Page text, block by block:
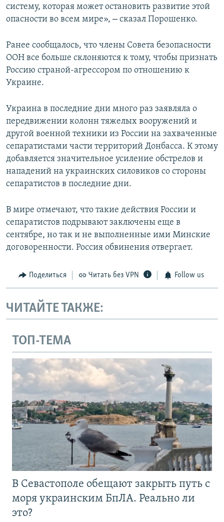
систему, которая может остановить развитие этой
опасности во всем мире», – сказал Порошенко.
Ранее сообщалось, что члены Совета безопасности
ООН все больше склоняются к тому, чтобы признать
Россию страной-агрессором по отношению к
Украине.
Украина в последние дни много раз заявляла о
передвижении колонн тяжелых вооружений и
другой военной техники из России на захваченные
сепаратистами части территорий Донбасса. К этому
добавляется значительное усиление обстрелов и
нападений на украинских силовиков со стороны
сепаратистов в последние дни.
В мире отмечают, что такие действия России и
сепаратистов подрывают заключены еще в
сентябре, но так и не выполненные ими Минские
договоренности. Россия обвинения отвергает.
Поделиться Читать без VPN Follow us
ЧИТАЙТЕ ТАКЖЕ:
ТОП-ТЕМА
В Севастополе обещают закрыть путь с
моря украинским БпЛА. Реально ли
это?